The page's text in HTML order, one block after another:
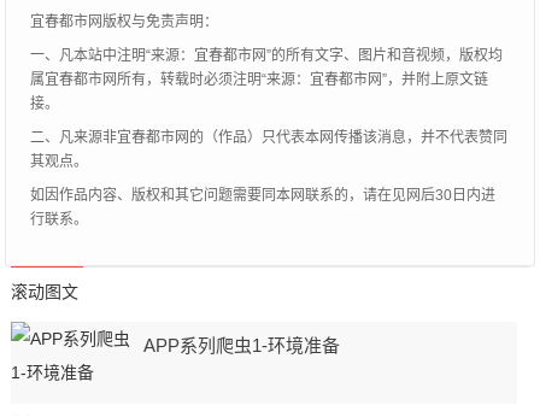
宜春都市网版权与免责声明：
一、凡本站中注明“来源：宜春都市网”的所有文字、图片和音视频，版权均
属宜春都市网所有，转载时必须注明“来源：宜春都市网”，并附上原文链
接。
二、凡来源非宜春都市网的（作品）只代表本网传播该消息，并不代表赞同
其观点。
如因作品内容、版权和其它问题需要同本网联系的，请在见网后30日内进
行联系。
滚动图文
APP系列爬虫1-环境准备